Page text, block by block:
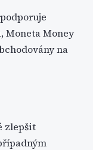
Moneta Money
na
zlepšit